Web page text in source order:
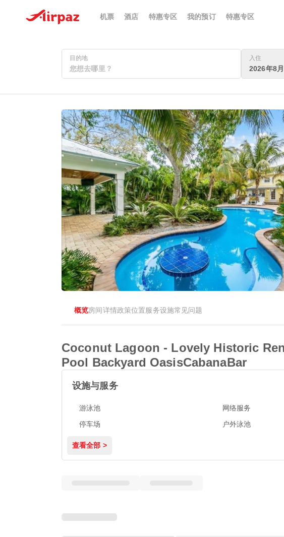
机票 酒店 特惠专区 我的预订 特惠专区
目的地 入住
2026年8
概览房间详情政策位置服务设施常见问题
Coconut Lagoon - Lovely Historic
Pool Backyard OasisCabanaBar
设施与服务
游泳池
网络服务
停车场
户外泳池
查看全部 >